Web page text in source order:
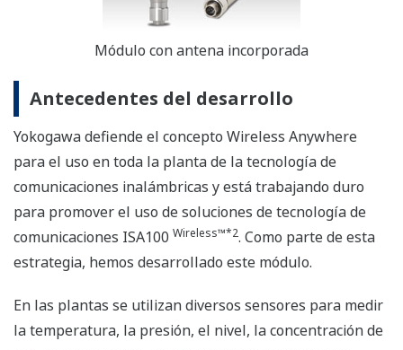
Módulo con antena incorporada
Antecedentes del desarrollo
Yokogawa defiende el concepto Wireless Anywhere
para el uso en toda la planta de la tecnología de
comunicaciones inalámbricas y está trabajando duro
para promover el uso de soluciones de tecnología de
comunicaciones ISA100 Wireless™*2. Como parte de esta
estrategia, hemos desarrollado este módulo.
En las plantas se utilizan diversos sensores para medir
la temperatura, la presión, el nivel, la concentración de